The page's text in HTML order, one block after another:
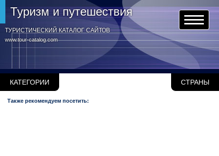
www.tour-catalog.com
Туризм и путешествия
ТУРИСТИЧЕСКИЙ КАТАЛОГ САЙТОВ
КАТЕГОРИИ СТРАНЫ
Также рекомендуем посетить: